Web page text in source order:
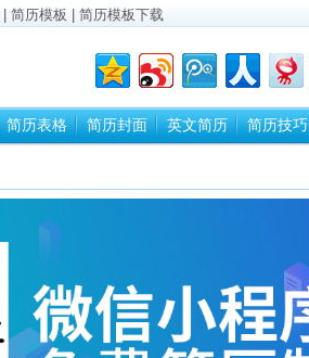
简历模板 简历模板下载
简历表格 简历封面 英文简历 简历技巧